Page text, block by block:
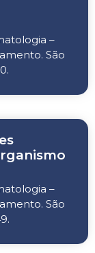
–
São
–
São